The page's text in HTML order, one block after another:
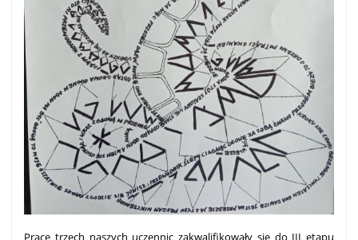
Prace trzech naszych uczennic zakwalifikowały sie do III etapu